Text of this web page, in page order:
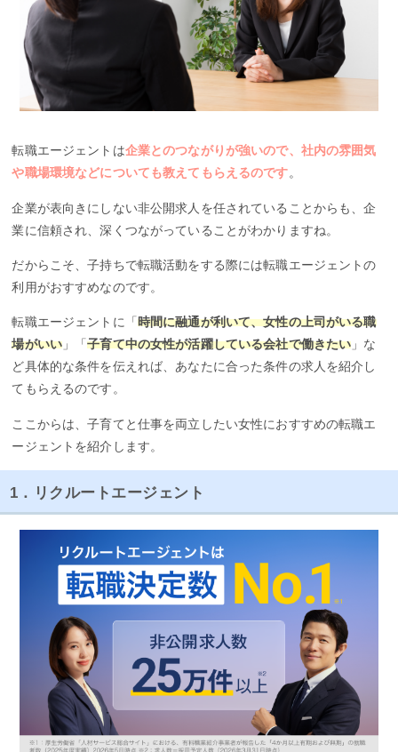
転職エージェントは企業とのつながりが強いので、社内の雰囲気
や職場環境などについても教えてもらえるのです。
企業が表向きにしない非公開求人を任されていることからも、企
業に信頼され、深くつながっていることがわかりますね。
だからこそ、子持ちで転職活動をする際には転職エージェントの
利用がおすすめなのです。
転職エージェントに「 時間に融通が利いて、女性の上司がいる職
場がいい 」「子育て中の女性が活躍している会社で働きたい 」な
ど具体的な条件を伝えれば、あなたに合った条件の求人を紹介し
てもらえるのです。
ここからは、子育てと仕事を両立したい女性におすすめの転職エ
ージェントを紹介します。
1．リクルートエージェント